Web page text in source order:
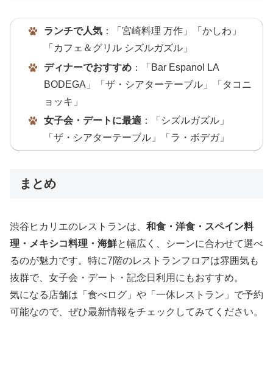
ランチで人気：「宮崎料理 万作」「かしわ」
「カフェ＆グリル シズルガズル」
ディナーでおすすめ：「Bar Espanol LA
BODEGA」「ザ・シアターテーブル」「タコニ
ョッキ」
女子会・デートに最適 ：「シズルガズル」
「ザ・シアターテーブル」「ラ・ボデガ」
まとめ
渋谷ヒカリエのレストランは、 和食・洋食・スペイン料
理・メキシコ料理・海鮮と幅広く、シーンに合わせて選べ
るのが魅力です。特に7階のレストランフロアは雰囲気も
抜群で、女子会・デート・記念日利用にもおすすめ。
気になる店舗は「食べログ」や「一休レストラン」で予約
可能なので、ぜひ最新情報をチェックしてみてください。